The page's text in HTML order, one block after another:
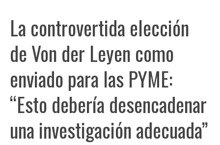
La controvertida elección
de Von der Leyen como
enviado para las PYME:
“Esto debería desencadenar
una investigación adecuada”